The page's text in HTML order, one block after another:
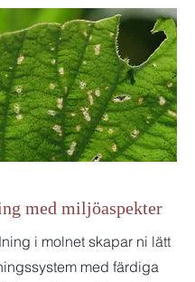
med miljöaspekter
i molnet skapar ni lätt
med färdiga